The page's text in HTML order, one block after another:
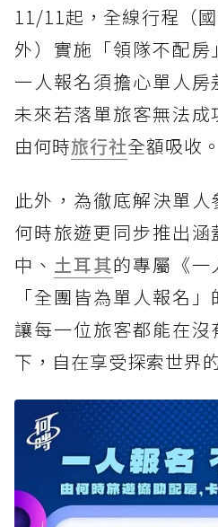
11/11起，全線行程（
外）實施「領隊不配
一人報名須擔心單人房
未來若落單旅客無法
由何時旅行社全額吸收。
此外，為徹底解決單人
何時旅遊更同步推出涵
中、 土耳其的專屬《一
「全團皆為單人報名
讓每一位旅客都能在
下，自在享受探索世界